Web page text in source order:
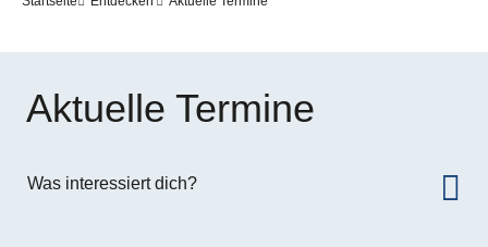
Aktuelle Termine
Was interessiert dich?